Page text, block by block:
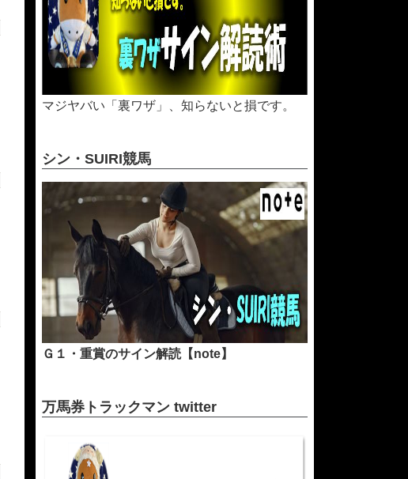
マジヤバい「裏ワザ」、知らないと損です。
シン・SUIRI競馬
Ｇ１・重賞のサイン解読【note】
万馬券トラックマン twitter